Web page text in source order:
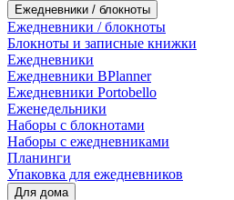
Ежедневники / блокноты
Ежедневники / блокноты
Блокноты и записные книжки
Ежедневники
Ежедневники BPlanner
Ежедневники Portobello
Еженедельники
Наборы с блокнотами
Наборы с ежедневниками
Планинги
Упаковка для ежедневников
Для дома